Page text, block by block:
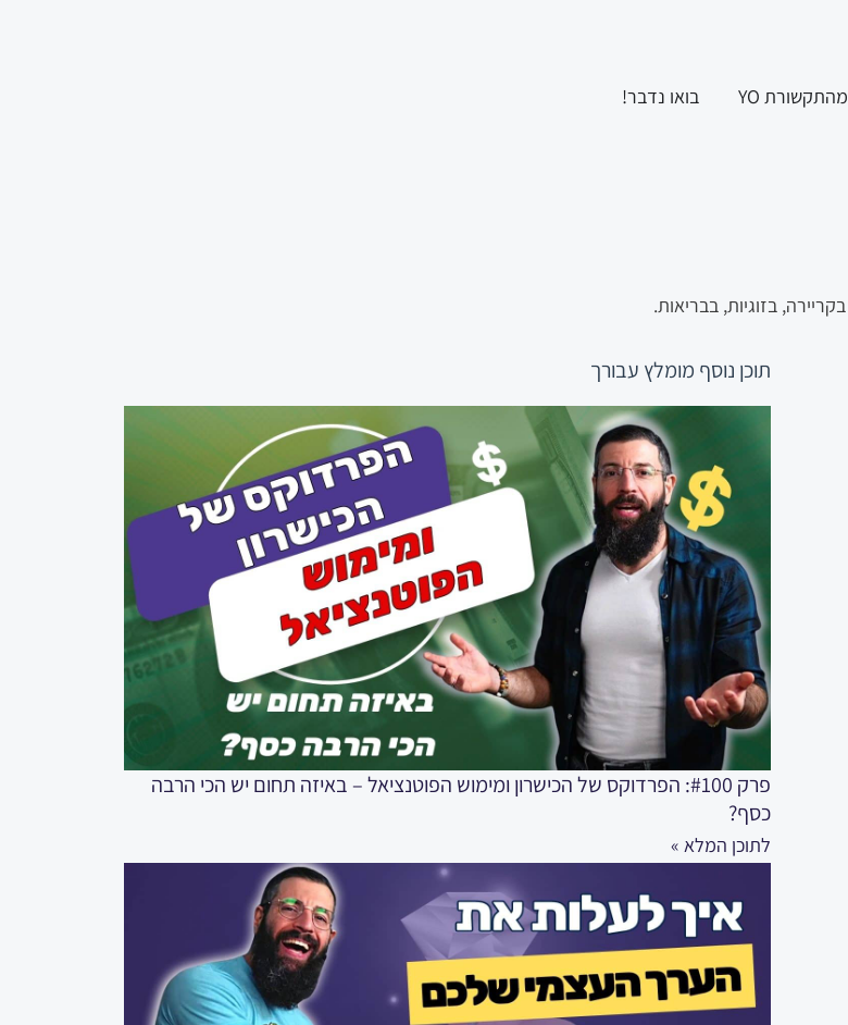
מהתקשורת YO בואו נדבר!
תוכן נוסף מומלץ עבורך
פרק #100: הפרדוקס של הכישרון ומימוש הפוטנציאל – באיזה תחום יש הכי הרבה
כסף?
לתוכן המלא »